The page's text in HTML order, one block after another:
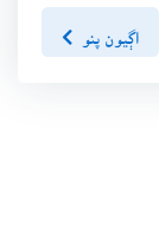
اڳيون پنو